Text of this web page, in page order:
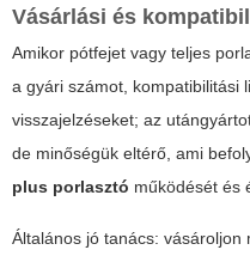
Vásárlási és
Amikor pótfejet vagy teljes
a gyári számot, kompatibilitási
visszajelzéseket; az
de minőségük eltérő, ami
plus porlasztó működését és
Általános jó tanács: